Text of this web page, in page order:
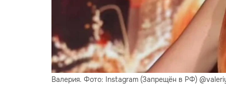
Валерия. Фото: Instagram (Запрещён в РФ)